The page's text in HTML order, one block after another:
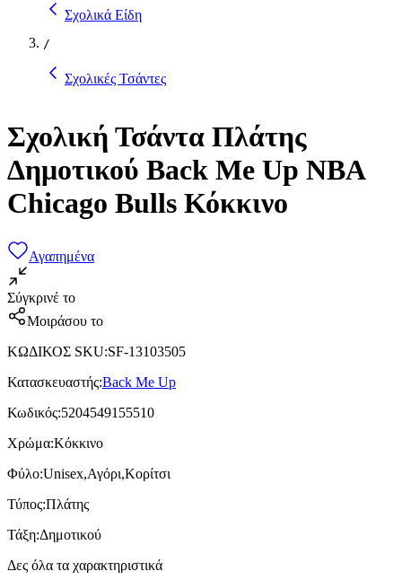
Σχολικά Είδη
/
Σχολικές Τσάντες
Σχολική Τσάντα Πλάτης
Δημοτικού Back Me Up NBA
Chicago Bulls Κόκκινο
Αγαπημένα
Σύγκρινέ το
Μοιράσου το
ΚΩΔΙΚΟΣ SKU:SF-13103505
Κατασκευαστής:Back Me Up
Κωδικός:5204549155510
Χρώμα:Κόκκινο
Φύλο:Unisex,Αγόρι,Κορίτσι
Τύπος:Πλάτης
Τάξη:Δημοτικού
Δες όλα τα χαρακτηριστικά